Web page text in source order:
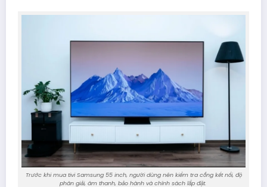
Trước khi mua tivi Samsung 55 inch, người dùng nên kiểm tra cổng kết nối, độ
phân giải, âm thanh, bảo hành và chính sách lắp đặt.